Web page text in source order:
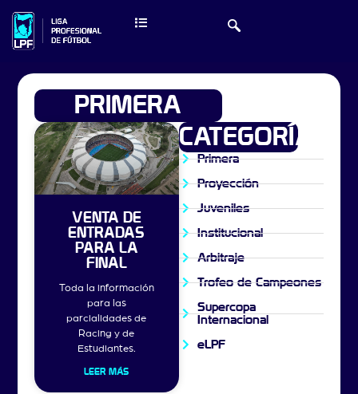
PRIMERA
VENTA DE
ENTRADAS
PARA LA
FINAL
Toda la información
para las
parcialidades de
Racing y de
Estudiantes.
LEER MÁS
CATEGORÍAS
Primera
Proyección
Juveniles
Institucional
Arbitraje
Trofeo de Campeones
Supercopa
Internacional
eLPF